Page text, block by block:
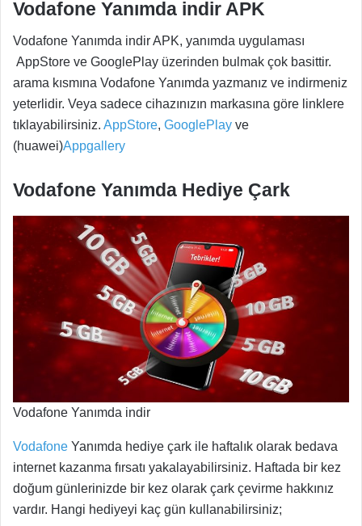
Vodafone Yanımda indir APK
Vodafone Yanımda indir APK, yanımda uygulaması
AppStore ve GooglePlay üzerinden bulmak çok basittir.
arama kısmına Vodafone Yanımda yazmanız ve indirmeniz
yeterlidir. Veya sadece cihazınızın markasına göre linklere
tıklayabilirsiniz. AppStore, GooglePlay ve
(huawei)Appgallery
Vodafone Yanımda Hediye Çark
Vodafone Yanımda indir
Vodafone Yanımda hediye çark ile haftalık olarak bedava
internet kazanma fırsatı yakalayabilirsiniz. Haftada bir kez
doğum günlerinizde bir kez olarak çark çevirme hakkınız
vardır. Hangi hediyeyi kaç gün kullanabilirsiniz;